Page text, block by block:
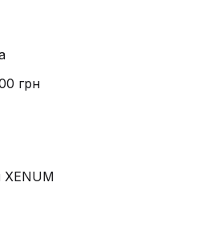
грн
XENUM